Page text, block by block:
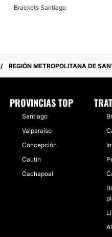
Brackets Santiago
REGIÓN METROPOLITANA DE
PROVINCIAS TOP
Santiago
Valparaíso
Concepción
Cautín
Cachapoal